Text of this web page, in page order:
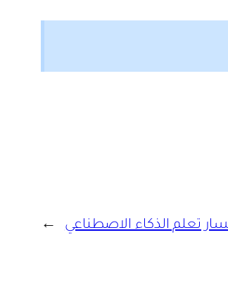
تعلم الذكاء الاصطناعي →